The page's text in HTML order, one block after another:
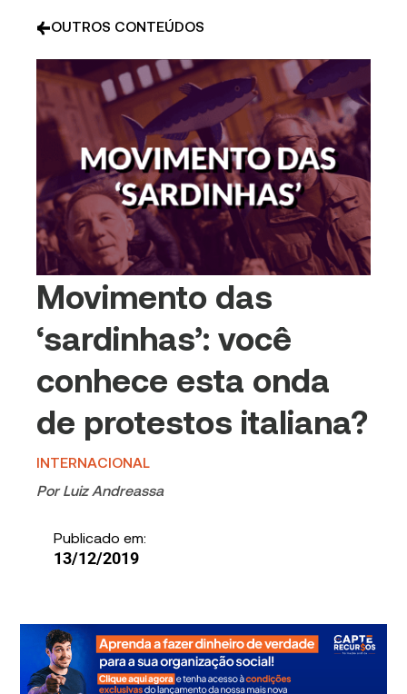
OUTROS CONTEÚDOS
Movimento das
‘sardinhas’: você
conhece esta onda
de protestos italiana?
INTERNACIONAL
Por Luiz Andreassa
Publicado em:
13/12/2019